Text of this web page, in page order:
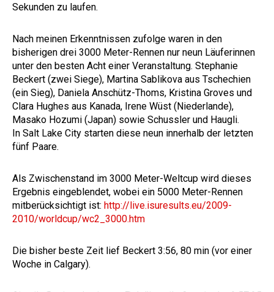
Sekunden zu laufen.
Nach meinen Erkenntnissen zufolge waren in den
bisherigen drei 3000 Meter-Rennen nur neun Läuferinnen
unter den besten Acht einer Veranstaltung. Stephanie
Beckert (zwei Siege), Martina Sablikova aus Tschechien
(ein Sieg), Daniela Anschütz-Thoms, Kristina Groves und
Clara Hughes aus Kanada, Irene Wüst (Niederlande),
Masako Hozumi (Japan) sowie Schussler und Haugli.
In Salt Lake City starten diese neun innerhalb der letzten
fünf Paare.
Als Zwischenstand im 3000 Meter-Weltcup wird dieses
Ergebnis eingeblendet, wobei ein 5000 Meter-Rennen
mitberücksichtigt ist: http://live.isuresults.eu/2009-
2010/worldcup/wc2_3000.htm
Die bisher beste Zeit lief Beckert 3:56, 80 min (vor einer
Woche in Calgary).